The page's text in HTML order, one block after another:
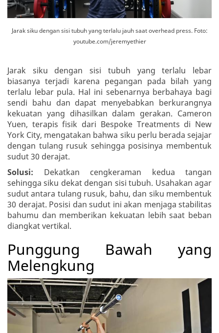
Jarak siku dengan sisi tubuh yang terlalu jauh saat overhead press. Foto:
youtube.com/jeremyethier
Jarak siku dengan sisi tubuh yang terlalu lebar
biasanya terjadi karena pegangan pada bilah yang
terlalu lebar pula. Hal ini sebenarnya berbahaya bagi
sendi bahu dan dapat menyebabkan berkurangnya
kekuatan yang dihasilkan dalam gerakan. Cameron
Yuen, terapis fisik dari Bespoke Treatments di New
York City, mengatakan bahwa siku perlu berada sejajar
dengan tulang rusuk sehingga posisinya membentuk
sudut 30 derajat.
Solusi: Dekatkan cengkeraman kedua tangan
sehingga siku dekat dengan sisi tubuh. Usahakan agar
sudut antara tulang rusuk, bahu, dan siku membentuk
30 derajat. Posisi dan sudut ini akan menjaga stabilitas
bahumu dan memberikan kekuatan lebih saat beban
diangkat vertikal.
Punggung Bawah yang
Melengkung